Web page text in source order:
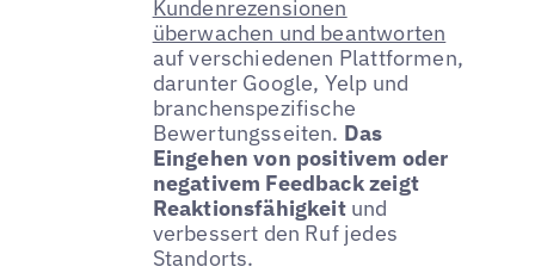
Kundenrezensionen
überwachen und beantworten
auf verschiedenen Plattformen,
darunter Google, Yelp und
branchenspezifische
Bewertungsseiten. Das
Eingehen von positivem oder
negativem Feedback zeigt
Reaktionsfähigkeitund
verbessert den Ruf jedes
Standorts.